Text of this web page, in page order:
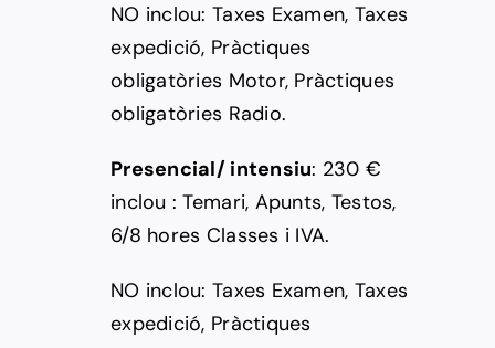
NO inclou: Taxes Examen, Taxes
expedició, Pràctiques
obligatòries Motor, Pràctiques
obligatòries Radio.
Presencial/ intensiu: 230 €
inclou : Temari, Apunts, Testos,
6/8 hores Classes i IVA.
NO inclou: Taxes Examen, Taxes
expedició, Pràctiques